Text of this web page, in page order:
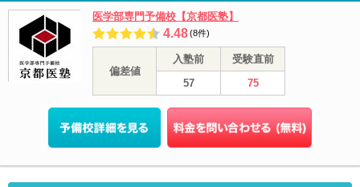
医学部専門予備校【京都医塾】
4.48(8件)
偏差値
入塾前
受験直前
57
75